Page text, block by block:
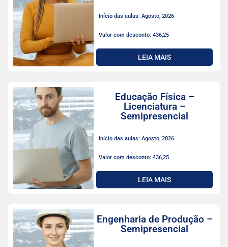
Início das aulas: Agosto, 2026
Valor com desconto: 436,25
LEIA MAIS
Educação Física –
Licenciatura –
Semipresencial
Início das aulas: Agosto, 2026
Valor com desconto: 436,25
LEIA MAIS
Engenharia de Produção –
Semipresencial